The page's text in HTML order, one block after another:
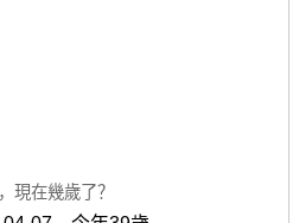
現在幾歲了？